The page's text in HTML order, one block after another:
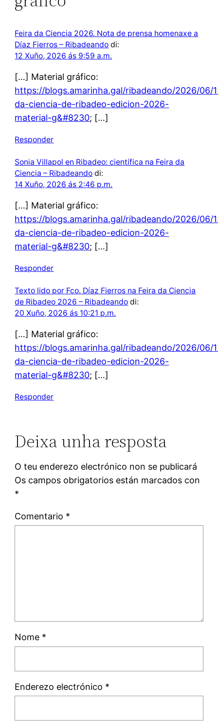
Feira da Ciencia 2026. Nota de prensa homenaxe a
Díaz Fierros – Ribadeando di:
12 Xuño, 2026 ás 9:59 a.m.
[…] Material gráfico:
https://blogs.amarinha.gal/ribadeando/2026/06/
da-ciencia-de-ribadeo-edicion-2026-
material-g&#8230; […]
Responder
Sonia Villapol en Ribadeo: científica na Feira da
Ciencia – Ribadeando di:
14 Xuño, 2026 ás 2:46 p.m.
[…] Material gráfico:
https://blogs.amarinha.gal/ribadeando/2026/06/
da-ciencia-de-ribadeo-edicion-2026-
material-g&#8230; […]
Responder
Texto lido por Fco. Díaz Fierros na Feira da Ciencia
de Ribadeo 2026 – Ribadeando di:
20 Xuño, 2026 ás 10:21 p.m.
[…] Material gráfico:
https://blogs.amarinha.gal/ribadeando/2026/06/
da-ciencia-de-ribadeo-edicion-2026-
material-g&#8230; […]
Responder
Deixa unha resposta
O teu enderezo electrónico non se publicará
Os campos obrigatorios están marcados con
*
Comentario *
Nome *
Enderezo electrónico *